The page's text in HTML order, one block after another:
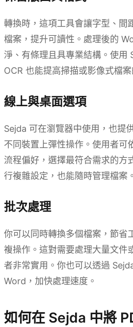
轉換時，這項工具會讓字型、間
檔案，提升可讀性。處理後的
淨、有條理且具專業結構。使用
OCR 也能提高掃描或影像式檔案
線上與桌面選項
Sejda 可在瀏覽器中使用，也提
不同裝置上彈性操作。使用者可
流程偏好，選擇最符合需求的方
行複雜設定，也能隨時管理檔案。
批次處理
你可以同時轉換多個檔案，節省
複操作。這對需要處理大量文件
者非常實用。你也可以透過
Word，加快處理速度。
如何在 Sejda 中將